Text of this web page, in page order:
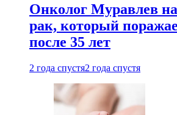
Онколог Муравлев
рак, который
после 35 лет
2 года спустя2 года спустя